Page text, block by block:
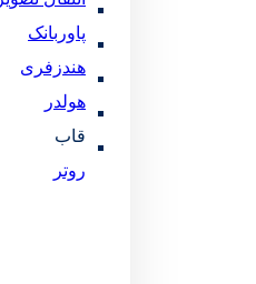
پاوربانک
هندزفری
هولدر
قاب
روتر